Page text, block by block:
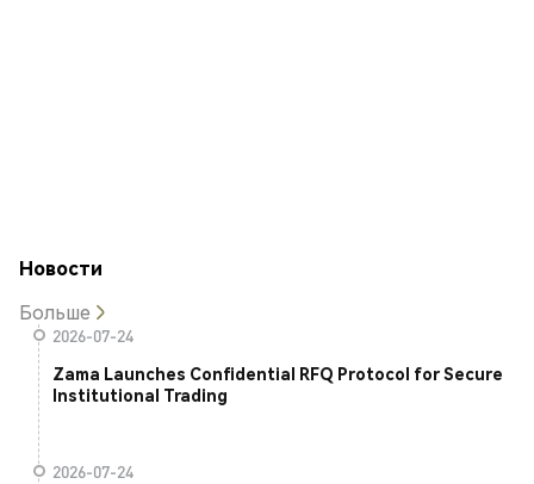
Новости
Больше
2026-07-24
Zama Launches Confidential RFQ Protocol for Secure
Institutional Trading
2026-07-24